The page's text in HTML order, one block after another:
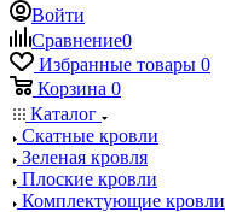
Войти
Сравнение0
Избранные товары 0
Корзина 0
Каталог
Скатные кровли
Зеленая кровля
Плоские кровли
Комплектующие кровли